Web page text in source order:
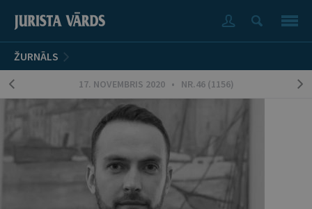
ŽURNĀLS
17. NOVEMBRIS 2020 • NR.46 (1156)